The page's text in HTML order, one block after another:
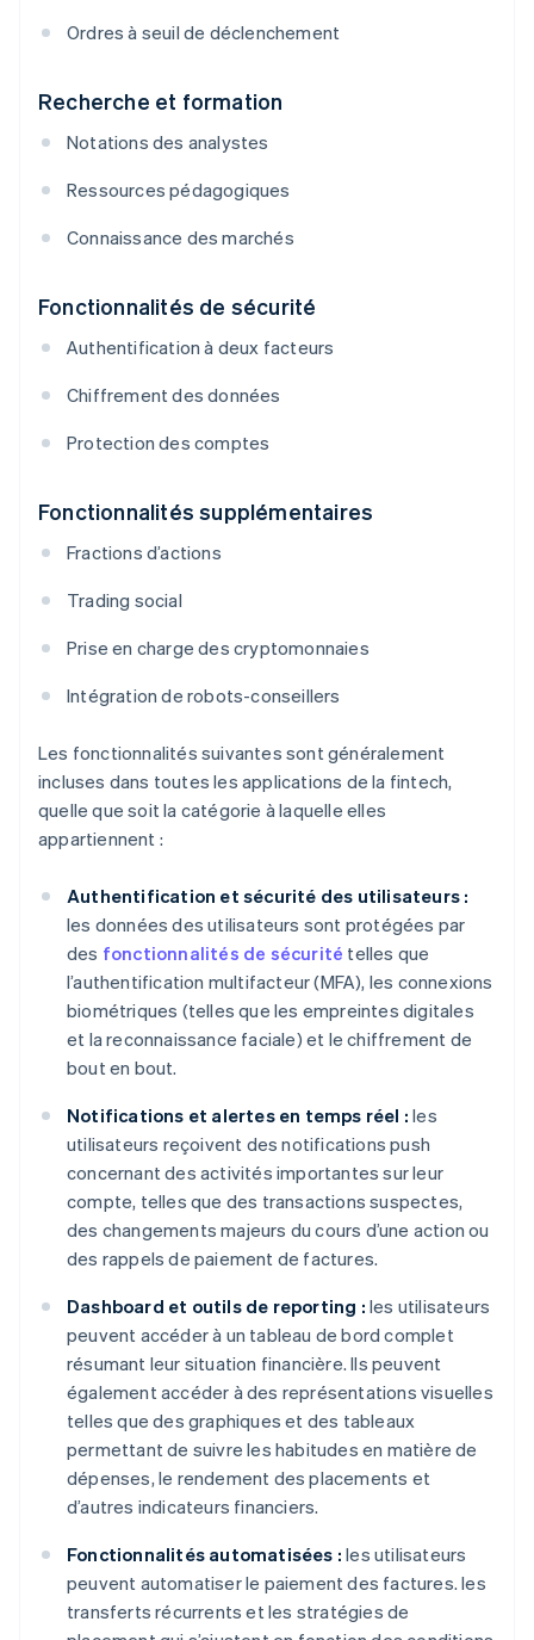
Ordres à seuil de déclenchement
Recherche et formation
Notations des analystes
Ressources pédagogiques
Connaissance des marchés
Fonctionnalités de sécurité
Authentification à deux facteurs
Chiffrement des données
Protection des comptes
Fonctionnalités supplémentaires
Fractions d’actions
Trading social
Prise en charge des cryptomonnaies
Intégration de robots-conseillers
Les fonctionnalités suivantes sont généralement
incluses dans toutes les applications de la fintech,
quelle que soit la catégorie à laquelle elles
appartiennent :
Authentification et sécurité des utilisateurs :
les données des utilisateurs sont protégées par
des fonctionnalités de sécurité telles que
l’authentification multifacteur (MFA), les connexions
biométriques (telles que les empreintes digitales
et la reconnaissance faciale) et le chiffrement de
bout en bout.
Notifications et alertes en temps réel : les
utilisateurs reçoivent des notifications push
concernant des activités importantes sur leur
compte, telles que des transactions suspectes,
des changements majeurs du cours d’une action ou
des rappels de paiement de factures.
Dashboard et outils de reporting : les utilisateurs
peuvent accéder à un tableau de bord complet
résumant leur situation financière. Ils peuvent
également accéder à des représentations visuelles
telles que des graphiques et des tableaux
permettant de suivre les habitudes en matière de
dépenses, le rendement des placements et
d’autres indicateurs financiers.
Fonctionnalités automatisées : les utilisateurs
peuvent automatiser le paiement des factures. les
transferts récurrents et les stratégies de